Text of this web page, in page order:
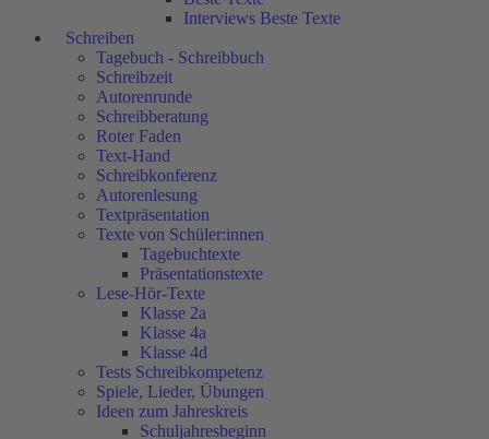
Interviews Beste Texte
Schreiben
Tagebuch - Schreibbuch
Schreibzeit
Autorenrunde
Schreibberatung
Roter Faden
Text-Hand
Schreibkonferenz
Autorenlesung
Textpräsentation
Texte von Schüler:innen
Tagebuchtexte
Präsentationstexte
Lese-Hör-Texte
Klasse 2a
Klasse 4a
Klasse 4d
Tests Schreibkompetenz
Spiele, Lieder, Übungen
Ideen zum Jahreskreis
Schuljahresbeginn